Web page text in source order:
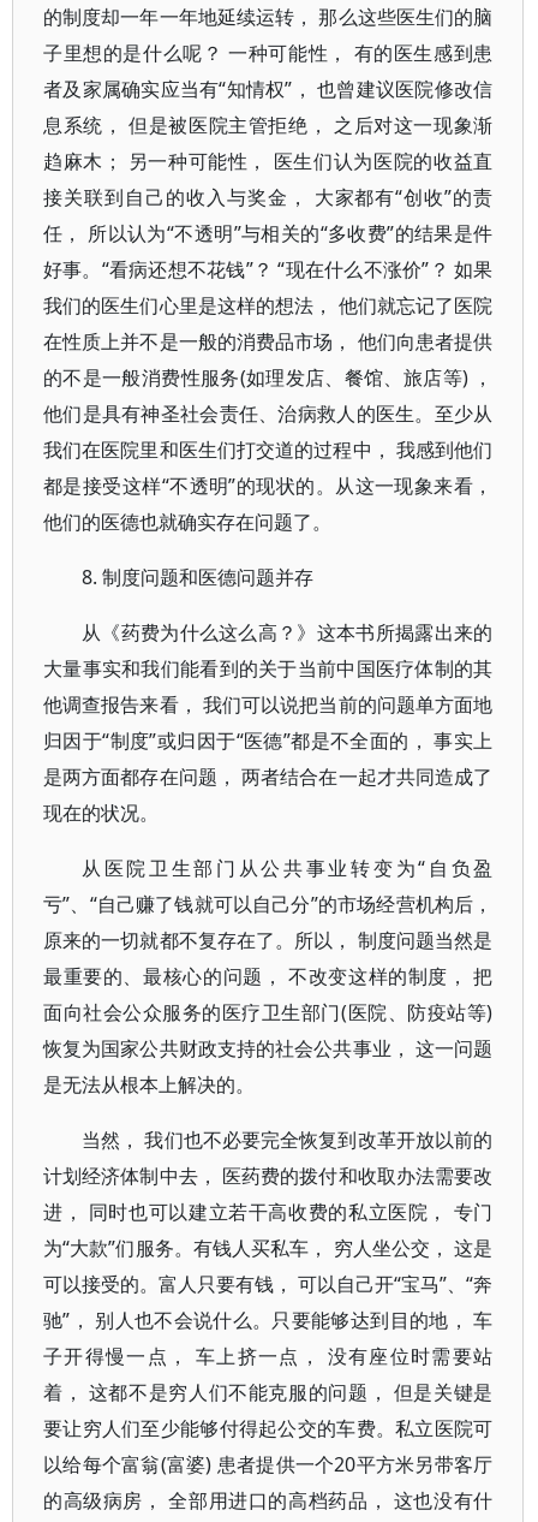
的制度却一年一年地延续运转， 那么这些医生们的脑
子里想的是什么呢？ 一种可能性， 有的医生感到患
者及家属确实应当有“知情权”， 也曾建议医院修改信
息系统， 但是被医院主管拒绝， 之后对这一现象渐
趋麻木； 另一种可能性， 医生们认为医院的收益直
接关联到自己的收入与奖金， 大家都有“创收”的责
任， 所以认为“不透明”与相关的“多收费”的结果是件
好事。“看病还想不花钱”？ “现在什么不涨价”？ 如果
我们的医生们心里是这样的想法， 他们就忘记了医院
在性质上并不是一般的消费品市场， 他们向患者提供
的不是一般消费性服务(如理发店、餐馆、旅店等) ，
他们是具有神圣社会责任、治病救人的医生。至少从
我们在医院里和医生们打交道的过程中， 我感到他们
都是接受这样“不透明”的现状的。从这一现象来看，
他们的医德也就确实存在问题了。
8. 制度问题和医德问题并存
从《药费为什么这么高？》这本书所揭露出来的
大量事实和我们能看到的关于当前中国医疗体制的其
他调查报告来看， 我们可以说把当前的问题单方面地
归因于“制度”或归因于“医德”都是不全面的， 事实上
是两方面都存在问题， 两者结合在一起才共同造成了
现在的状况。
从医院卫生部门从公共事业转变为“自负盈
亏”、“自己赚了钱就可以自己分”的市场经营机构后，
原来的一切就都不复存在了。所以， 制度问题当然是
最重要的、最核心的问题， 不改变这样的制度， 把
面向社会公众服务的医疗卫生部门(医院、防疫站等)
恢复为国家公共财政支持的社会公共事业， 这一问题
是无法从根本上解决的。
当然， 我们也不必要完全恢复到改革开放以前的
计划经济体制中去， 医药费的拨付和收取办法需要改
进， 同时也可以建立若干高收费的私立医院， 专门
为“大款”们服务。有钱人买私车， 穷人坐公交， 这是
可以接受的。富人只要有钱， 可以自己开“宝马”、“奔
驰”， 别人也不会说什么。只要能够达到目的地， 车
子开得慢一点， 车上挤一点， 没有座位时需要站
着， 这都不是穷人们不能克服的问题， 但是关键是
要让穷人们至少能够付得起公交的车费。私立医院可
以给每个富翁(富婆) 患者提供一个20平方米另带客厅
的高级病房， 全部用进口的高档药品， 这也没有什